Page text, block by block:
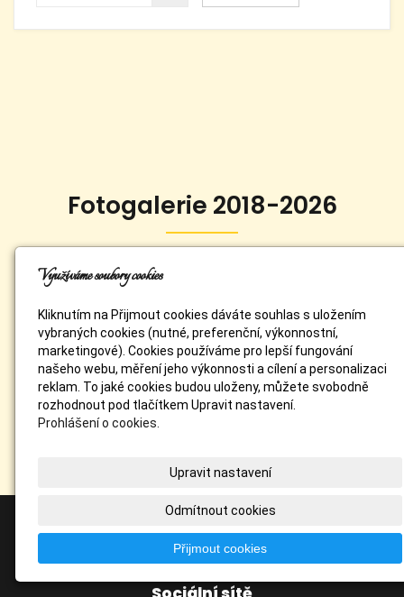
Fotogalerie 2018-2026
Využíváme soubory cookies
Kliknutím na Přijmout cookies dáváte souhlas s uložením
vybraných cookies (nutné, preferenční, výkonnostní,
marketingové). Cookies používáme pro lepší fungování
našeho webu, měření jeho výkonnosti a cílení a personalizaci
reklam. To jaké cookies budou uloženy, můžete svobodně
rozhodnout pod tlačítkem Upravit nastavení.
Prohlášení o cookies.
Upravit nastavení
Odmítnout cookies
Přijmout cookies